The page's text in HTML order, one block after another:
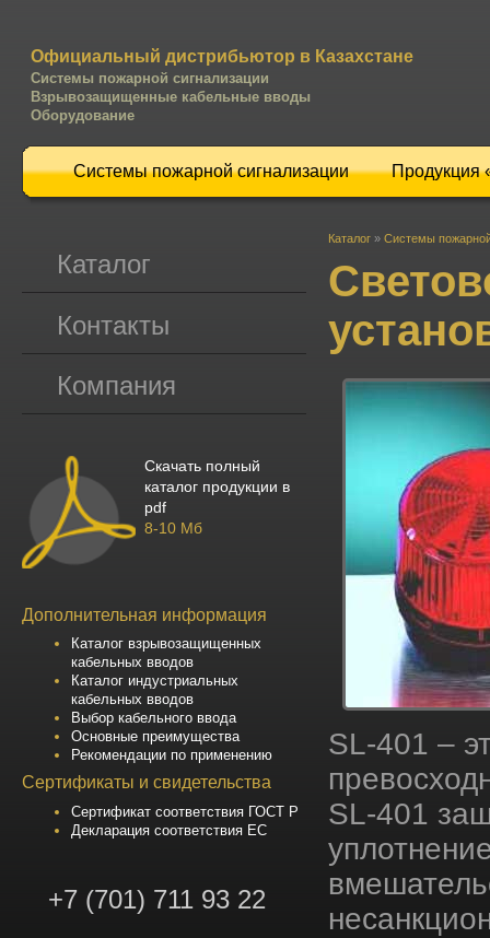
Официальный дистрибьютор в Казахстане
Системы пожарной сигнализации
Взрывозащищенные кабельные вводы
Оборудование
Системы пожарной сигнализации Продукция
Каталог» Системы
SL-401 –
SL-401
Каталог
Контакты
Компания
Скачать полный
каталог продукции в
pdf
8-10 Мб
Дополнительная информация
Каталог взрывозащищенных
кабельных вводов
Каталог индустриальных
кабельных вводов
Выбор кабельного ввода
Основные преимущества
Рекомендации по применению
Сертификаты и свидетельства
Сертификат соответствия ГОСТ Р
Декларация соответствия ЕС
+7 (701) 711 93 22